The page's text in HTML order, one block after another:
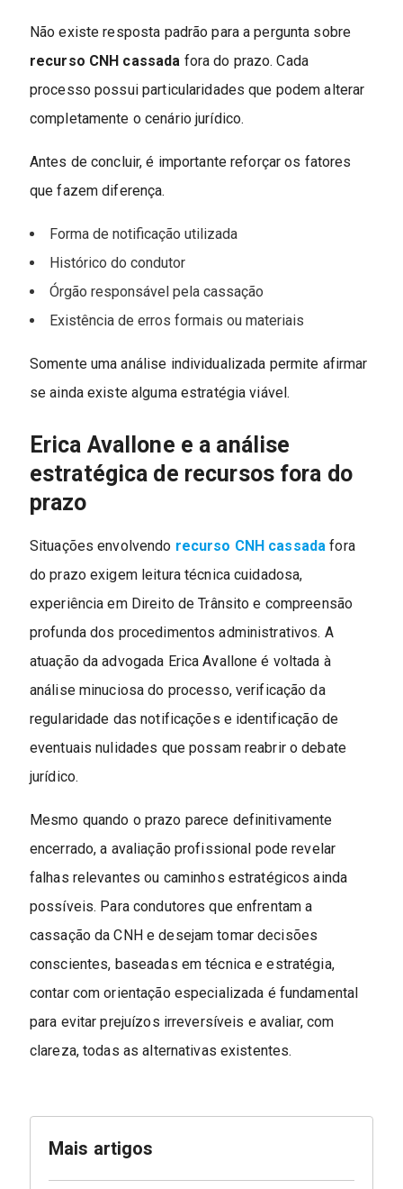
Não existe resposta padrão para a pergunta sobre
recurso CNH cassada fora do prazo. Cada
processo possui particularidades que podem alterar
completamente o cenário jurídico.
Antes de concluir, é importante reforçar os fatores
que fazem diferença.
Forma de notificação utilizada
Histórico do condutor
Órgão responsável pela cassação
Existência de erros formais ou materiais
Somente uma análise individualizada permite afirmar
se ainda existe alguma estratégia viável.
Erica Avallone e a análise
estratégica de recursos fora do
prazo
Situações envolvendo recurso CNH cassada fora
do prazo exigem leitura técnica cuidadosa,
experiência em Direito de Trânsito e compreensão
profunda dos procedimentos administrativos. A
atuação da advogada Erica Avallone é voltada à
análise minuciosa do processo, verificação da
regularidade das notificações e identificação de
eventuais nulidades que possam reabrir o debate
jurídico.
Mesmo quando o prazo parece definitivamente
encerrado, a avaliação profissional pode revelar
falhas relevantes ou caminhos estratégicos ainda
possíveis. Para condutores que enfrentam a
cassação da CNH e desejam tomar decisões
conscientes, baseadas em técnica e estratégia,
contar com orientação especializada é fundamental
para evitar prejuízos irreversíveis e avaliar, com
clareza, todas as alternativas existentes.
Mais artigos